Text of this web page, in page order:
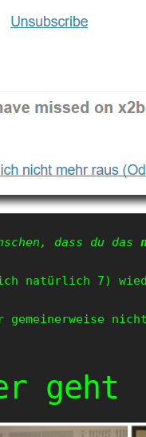
dass du das
natürlich 7)
gemeinerweise
geht